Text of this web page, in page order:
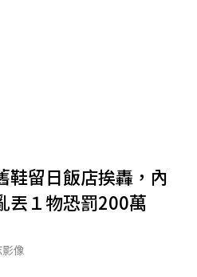
鞋留日飯店挨轟，內
丟１物恐罰200萬
像